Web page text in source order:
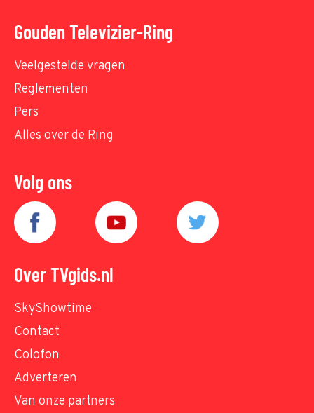
Gouden Televizier-Ring
Veelgestelde vragen
Reglementen
Pers
Alles over de Ring
Volg ons
Over TVgids.nl
SkyShowtime
Contact
Colofon
Adverteren
Van onze partners